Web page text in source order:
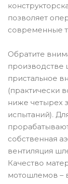
позволяет
современные
Обратите
производстве
пристальное
(практически
ниже четырех
испытаний).
собственная
вентиляция
Качество
мотошлемов –